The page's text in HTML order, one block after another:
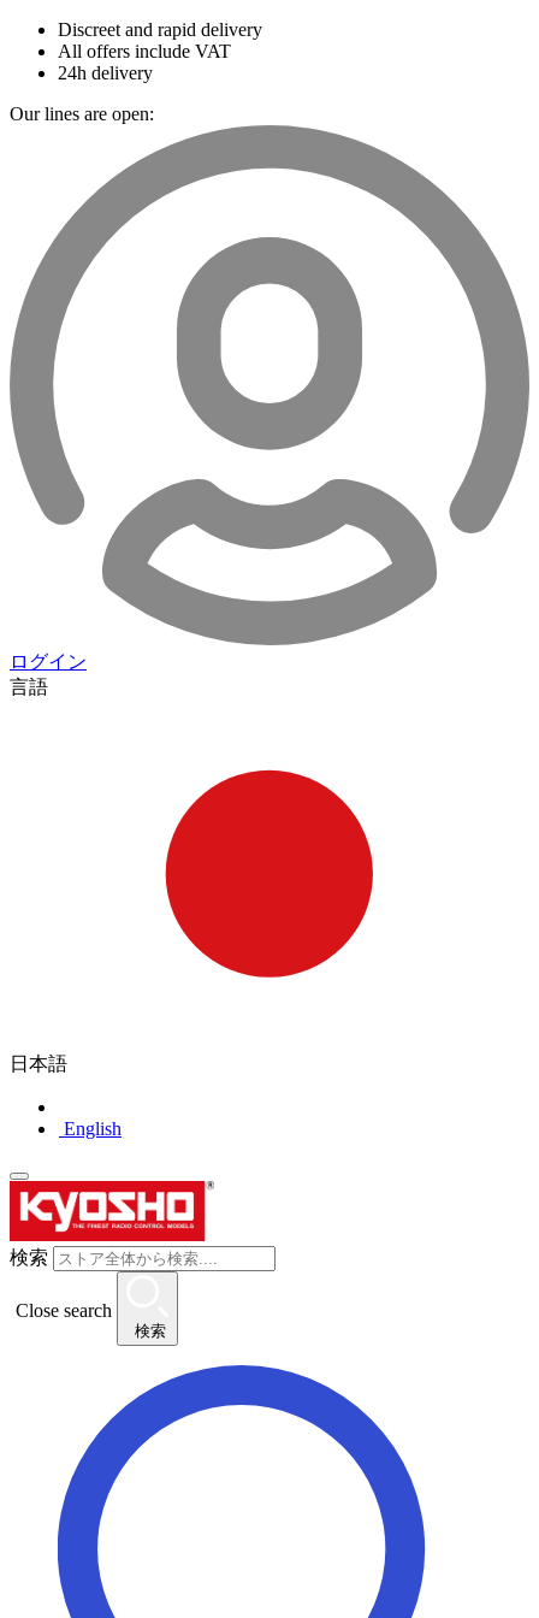
Discreet and rapid delivery
All offers include VAT
24h delivery
Our lines are open:
ログイン
言語
日本語
English
検索
Close search
検索